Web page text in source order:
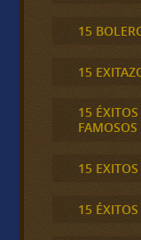
15
15
15
FAMOSOS
15
15